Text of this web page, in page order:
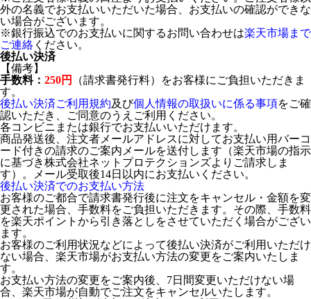
外の名義でお支払いいただいた場合、お支払いの確認ができな
い場合がございます。
※銀行振込でのお支払いに関するお問い合わせは楽天市場まで
ご連絡 ください。
後払い決済
【備考】
手数料： 250円
（請求書発行料）をお客様にご負担いただきま
す。
後払い決済ご利用規約及び個人情報の取扱いに係る事項をご確
認いただき、ご同意のうえご利用ください。
各コンビニまたは銀行でお支払いいただけます。
商品発送後、注文者メールアドレスに対してお支払い用バーコ
ード付きの請求のご案内メールを送付します（楽天市場の指示
に基づき株式会社ネットプロテクションズよりご請求しま
す）。メール受取後14日以内にお支払いください。
後払い決済でのお支払い方法
お客様のご都合で請求書発行後に注文をキャンセル・金額を変
更された場合、手数料をご負担いただきます。その際、手数料
を楽天ポイントから引き落としをさせていただく場合がござい
ます。
お客様のご利用状況などによって後払い決済がご利用いただけ
ない場合、楽天市場がお支払い方法の変更をご案内いたしま
す。
お支払い方法の変更をご案内後、7日間変更いただけない場
合、楽天市場が自動でご注文をキャンセルいたします。